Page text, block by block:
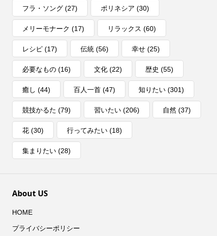
フラ・ソング(27) ポリネシア (30)
メリーモナーク (17) リラックス (60)
レシピ(17) 伝統(56) 幸せ(25)
必要なもの(16) 文化(22) 歴史 (55)
癒し (44) 百人一首(47) 知りたい(301)
競技かるた (79) 習いたい(206) 自然 (37)
花(30) 行ってみたい(18)
集まりたい(28)
About US
HOME
プライバシーポリシー